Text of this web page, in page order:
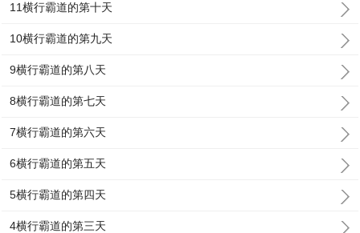
11横行霸道的第十天
10横行霸道的第九天
9横行霸道的第八天
8横行霸道的第七天
7横行霸道的第六天
6横行霸道的第五天
5横行霸道的第四天
4横行霸道的第三天